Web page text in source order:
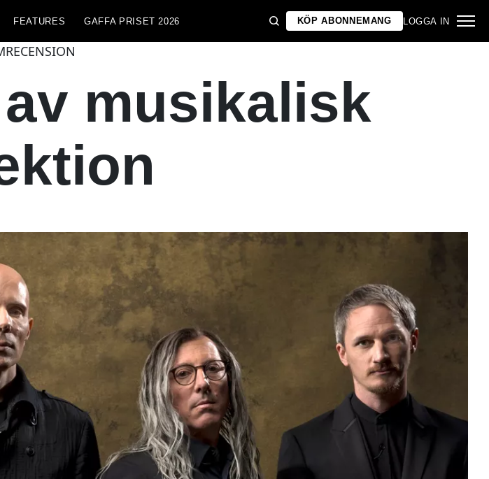
FEATURES GAFFA PRISET 2026 KÖP ABONNEMANG LOGGA IN
musikalisk